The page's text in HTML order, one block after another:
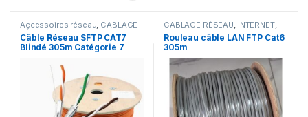
Accessoires réseau, CÂBLAGE
RÉSEAU,INTERNET,SERVEURS
& RESEAUX
Câble Réseau SFTP CAT7
Blindé 305m Catégorie 7
CÂBLAGE RÉSEAU, INTERNET,
SERVEURS & RESEAUX
Rouleau câble LAN FTP Cat6
305m